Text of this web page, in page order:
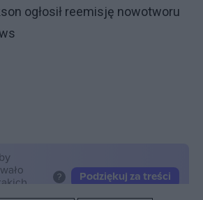
ogłosił reemisję nowotworu